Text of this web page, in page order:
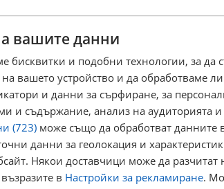
тестват лекарство за израстване на нови
| 7.5.2024 г.
не отмива специфичния аромат на
| 13.5.2026 г.
Учени изчислиха докога ще има живот на Земята
| 25.10.2025 г.
почивка спасява Киото от атомна бомба
| 6.8.2025 г.
вашите данни
бисквитки и подобни технологии, за да
вашето устройство и да обработваме
и данни за сърфиране, за
и съдържание, анализ на аудиторията
(723) може също да обработват данните
данни за геолокация и
Някои доставчици може да разчитат
в Настройки за рекламиране.